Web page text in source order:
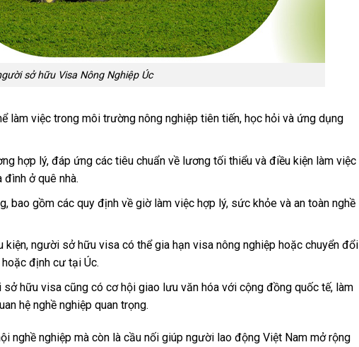
sở hữu Visa Nông Nghiệp Úc
làm việc trong môi trường nông nghiệp tiên tiến, học hỏi và ứng dụng
hợp lý, đáp ứng các tiêu chuẩn về lương tối thiểu và điều kiện làm việc
ở quê nhà.
bao gồm các quy định về giờ làm việc hợp lý, sức khỏe và an toàn nghề
người sở hữu visa có thể gia hạn visa nông nghiệp hoặc chuyển đổi
định cư tại Úc.
hữu visa cũng có cơ hội giao lưu văn hóa với cộng đồng quốc tế, làm
hệ nghề nghiệp quan trọng.
nghề nghiệp mà còn là cầu nối giúp người lao động Việt Nam mở rộng